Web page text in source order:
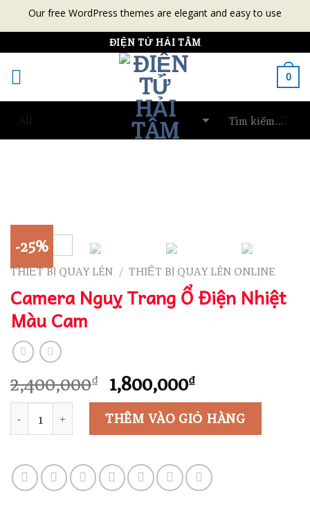
content
ĐIỆN TỬ HẢI TÂM
0
-25%
THIẾT BỊ QUAY LÉN / THIẾT BỊ QUAY LÉN ONLINE
Camera Nguỵ Trang Ổ Điện Nhiệt
Màu Cam
2,400,000₫
Giá
gốc
là:
2,400,000₫.
1,800,000₫
hiện
tại
là:
THÊM VÀO GIỎ HÀNG
Our free WordPress themes are elegant and easy to use